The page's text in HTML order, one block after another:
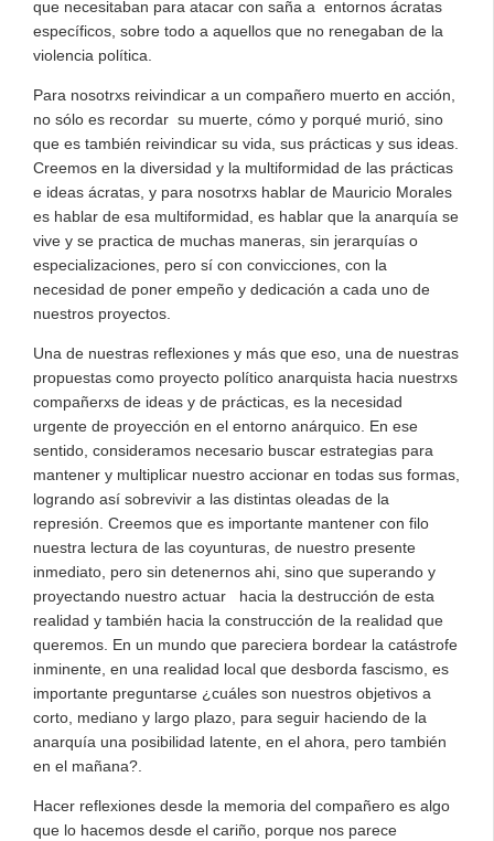
que necesitaban para atacar con saña a entornos ácratas
específicos, sobre todo a aquellos que no renegaban de la
violencia política.
Para nosotrxs reivindicar a un compañero muerto en acción,
no sólo es recordar su muerte, cómo y porqué murió, sino
que es también reivindicar su vida, sus prácticas y sus ideas.
Creemos en la diversidad y la multiformidad de las prácticas
e ideas ácratas, y para nosotrxs hablar de Mauricio Morales
es hablar de esa multiformidad, es hablar que la anarquía se
vive y se practica de muchas maneras, sin jerarquías o
especializaciones, pero sí con convicciones, con la
necesidad de poner empeño y dedicación a cada uno de
nuestros proyectos.
Una de nuestras reflexiones y más que eso, una de nuestras
propuestas como proyecto político anarquista hacia nuestrxs
compañerxs de ideas y de prácticas, es la necesidad
urgente de proyección en el entorno anárquico. En ese
sentido, consideramos necesario buscar estrategias para
mantener y multiplicar nuestro accionar en todas sus formas,
logrando así sobrevivir a las distintas oleadas de la
represión. Creemos que es importante mantener con filo
nuestra lectura de las coyunturas, de nuestro presente
inmediato, pero sin detenernos ahi, sino que superando y
proyectando nuestro actuar hacia la destrucción de esta
realidad y también hacia la construcción de la realidad que
queremos. En un mundo que pareciera bordear la catástrofe
inminente, en una realidad local que desborda fascismo, es
importante preguntarse ¿cuáles son nuestros objetivos a
corto, mediano y largo plazo, para seguir haciendo de la
anarquía una posibilidad latente, en el ahora, pero también
en el mañana?.
Hacer reflexiones desde la memoria del compañero es algo
que lo hacemos desde el cariño, porque nos parece